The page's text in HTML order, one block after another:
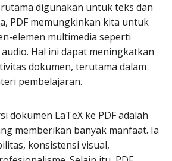
digunakan untuk teks dan
PDF memungkinkan kita untuk
elemen multimedia seperti
Hal ini dapat meningkatkan
dokumen, terutama dalam
pembelajaran.
dokumen LaTeX ke PDF adalah
memberikan banyak manfaat. Ia
konsistensi visual,